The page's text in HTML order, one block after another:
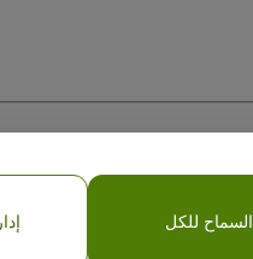
السماح للكل